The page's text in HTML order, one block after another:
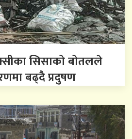
सिसाको बोतलले
बढ्दै प्रदुषण